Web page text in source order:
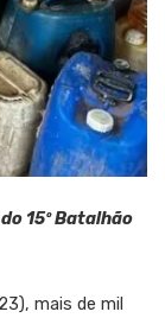
15º Batalhão
mais de mil